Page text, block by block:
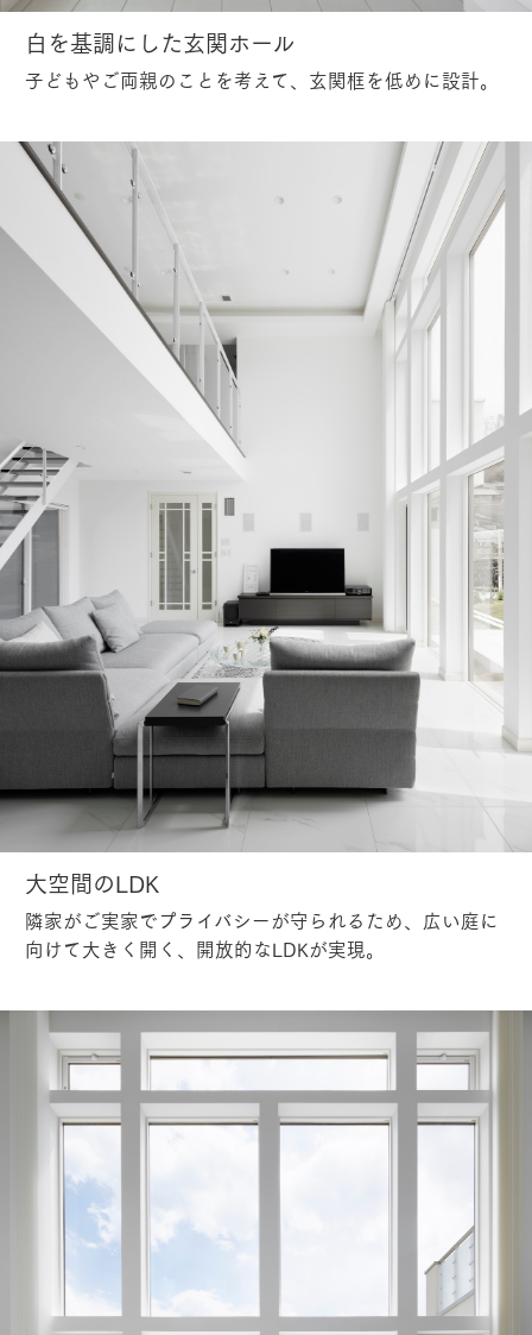
白を基調にした玄関ホール
子どもやご両親のことを考えて、玄関框を低めに設計。
大空間のLDK
隣家がご実家でプライバシーが守られるため、広い庭に
向けて大きく開く、開放的なLDKが実現。